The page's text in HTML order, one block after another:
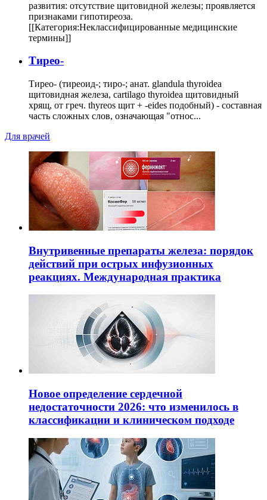
развития: отсутствие щитовидной железы; проявляется
признаками гипотиреоза.
[[Категория:Неклассифицированные медицинские
термины]]
Тирео-
Тирео- (тиреоид-; тиро-; анат. glandula thyroidea
щитовидная железа, cartilago thyroidea щитовидный
хрящ, от греч. thyreos щит + -eides подобный) - составная
часть сложных слов, означающая "относ...
Для врачей
Внутривенные препараты железа: порядок
действий при острых инфузионных
реакциях. Международная практика
Новое определение сердечной
недостаточности 2026: что изменилось в
классификации и клиническом подходе